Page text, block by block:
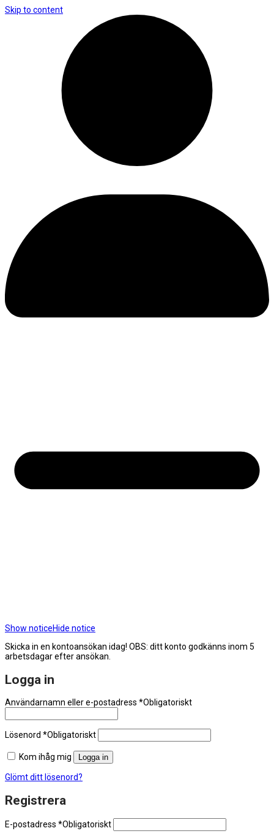
Skip to content
Show noticeHide notice
Skicka in en kontoansökan idag! OBS: ditt konto godkänns inom 5
arbetsdagar efter ansökan.
Logga in
Användarnamn eller e-postadress *Obligatoriskt
Lösenord *Obligatoriskt
Kom ihåg mig Logga in
Glömt ditt lösenord?
Registrera
E-postadress *Obligatoriskt